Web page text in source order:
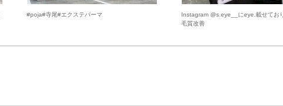
#poja#寺尾#エクステパーマ
Instagram @s.eye__にeye.載せてお
毛質改善